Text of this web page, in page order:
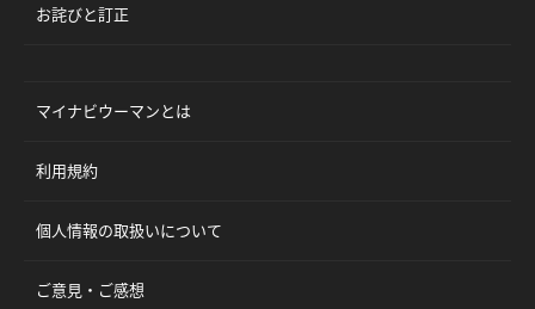
お詫びと訂正
マイナビウーマンとは
利用規約
個人情報の取扱いについて
ご意見・ご感想